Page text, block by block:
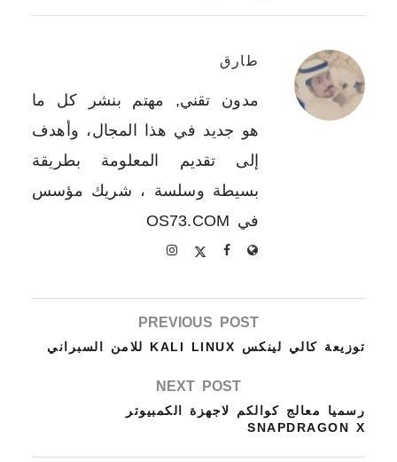
طارق
مدون تقني, مهتم بنشر كل ما
هو جديد في هذا المجال، وأهدف
إلى تقديم المعلومة بطريقة
بسيطة وسلسة ، شريك مؤسس
في OS73.COM
PREVIOUS POST
توزيعة كالي لينكس KALI LINUX للامن السبراني
NEXT POST
رسميا معالج كوالكم لاجهزة الكمبيوتر
SNAPDRAGON X